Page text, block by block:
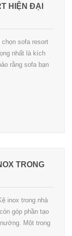
HIỆN ĐẠI
sofa resort
nhất là kích
rằng sofa bạn
TRONG
inox trong nhà
góp phần tạo
Một trong